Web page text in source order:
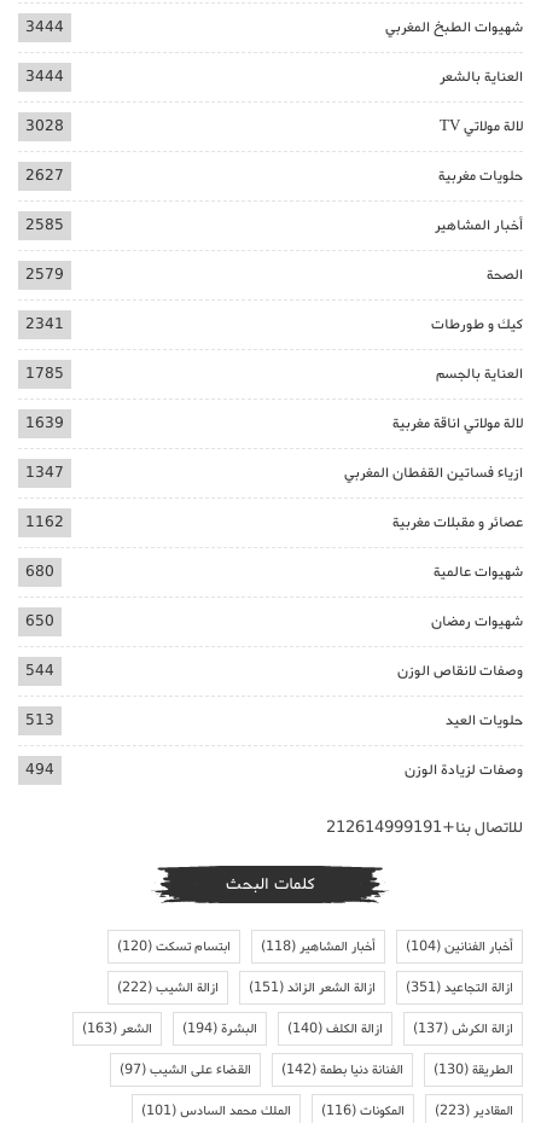
شهيوات الطبخ المغربي 3444
العناية بالشعر 3444
لالة مولاتي TV 3028
حلويات مغربية 2627
أخبار المشاهير 2585
الصحة 2579
كيك و طورطات 2341
العناية بالجسم 1785
لالة مولاتي اناقة مغربية 1639
ازياء فساتين القفطان المغربي 1347
عصائر و مقبلات مغربية 1162
شهيوات عالمية 680
شهيوات رمضان 650
وصفات لانقاص الوزن 544
حلويات العيد 513
وصفات لزيادة الوزن 494
للاتصال بنا+212614999191
كلمات البحث
أخبار الفنانين(104) أخبار المشاهير(118) ابتسام تسكت(120)
ازالة التجاعيد(351) ازالة الشعر الزائد(151) ازالة الشيب(222)
ازالة الكرش(137) ازالة الكلف(140) البشرة(194) الشعر(163)
الطريقة(130) الفنانة دنيا بطمة(142) القضاء على الشيب(97)
المقادير(223) المكونات(116) الملك محمد السادس(101)